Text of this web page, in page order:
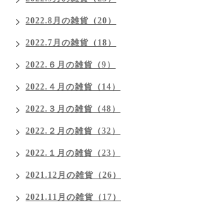
2022.8月の雑貨（20）
2022.7月の雑貨（18）
2022.６月の雑貨（9）
2022.４月の雑貨（14）
2022.３月の雑貨（48）
2022.２月の雑貨（32）
2022.１月の雑貨（23）
2021.12月の雑貨（26）
2021.11月の雑貨（17）